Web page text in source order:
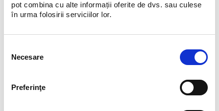
pot combina cu alte informații oferite de dvs. sau culese
în urma folosirii serviciilor lor.
consimțământului
Necesare
Preferinţe